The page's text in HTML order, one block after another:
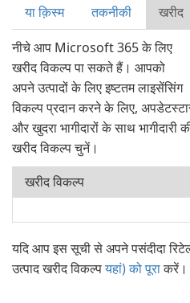
या क़िस्‍म तकनीकी खरीद
नीचे आप Microsoft 365 के लिए
खरीद विकल्प पा सकते हैं। आपको
अपने उत्पादों के लिए इष्टतम लाइसेंसिंग
विकल्प प्रदान करने के लिए,
और खुदरा भागीदारों के साथ
खरीद विकल्प चुनें।
खरीद विकल्प
यदि आप इस सूची से अपने पसंदीदा
उत्पाद खरीद विकल्पयहां) को पूराकरें।